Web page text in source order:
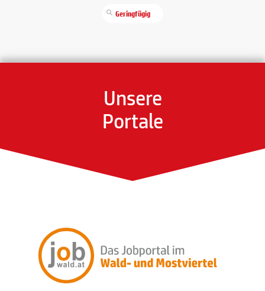
Geringfügig
Unsere
Portale